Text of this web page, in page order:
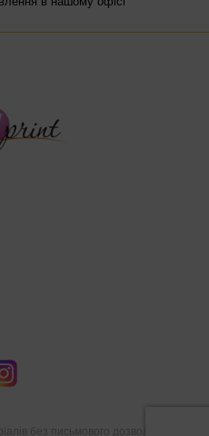
без письмового дозволу автора